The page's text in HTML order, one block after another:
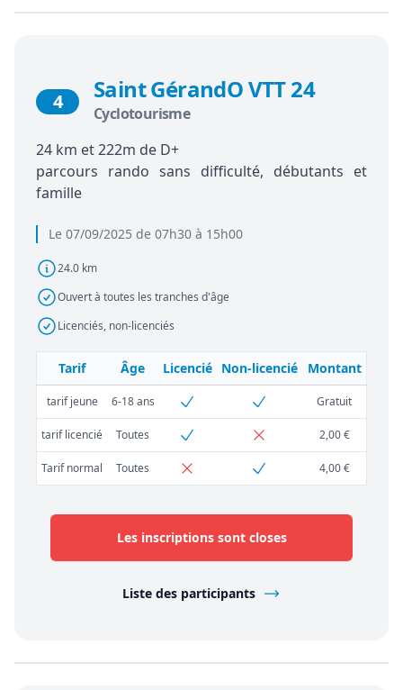
Le 07/09/2025 de 07h30 à 15h00
24.0 km
Ouvert à toutes les tranches d'âge
Licenciés, non-licenciés
4 Saint GérandO VTT 24
Cyclotourisme
24 km et 222m de D+
parcours rando sans difficulté, débutants et
famille
Tarif Âge Licencié Non-licencié Montant
tarif jeune 6-18 ans Gratuit
tarif licencié Toutes 2,00 €
Tarif normal Toutes 4,00 €
Les inscriptions sont closes
Liste des participants